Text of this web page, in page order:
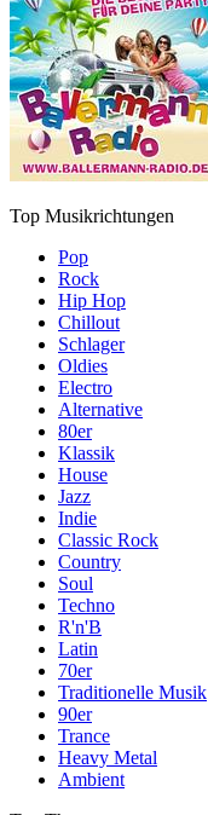
Top Musikrichtungen
Pop
Rock
Hip Hop
Chillout
Schlager
Oldies
Electro
Alternative
80er
Klassik
House
Jazz
Indie
Classic Rock
Country
Soul
Techno
R'n'B
Latin
70er
Traditionelle Musik
90er
Trance
Heavy Metal
Ambient